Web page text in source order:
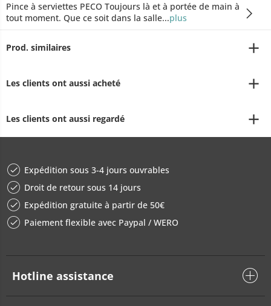
Pince à serviettes PECO Toujours là et à portée de main à
tout moment. Que ce soit dans la salle...plus
Prod. similaires
Les clients ont aussi acheté
Les clients ont aussi regardé
Expédition sous 3-4 jours ouvrables
Droit de retour sous 14 jours
Expédition gratuite à partir de 50€
Paiement flexible avec Paypal / WERO
Hotline assistance